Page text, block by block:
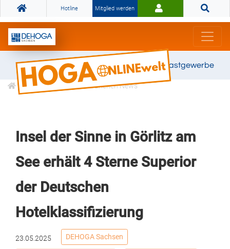
Hotline Mitglied werden
Gemeinsam stark für das Gastgewerbe
Informationen Branchen News
Insel der Sinne in Görlitz am
See erhält 4 Sterne Superior
der Deutschen
Hotelklassifizierung
23.05.2025 DEHOGA Sachsen